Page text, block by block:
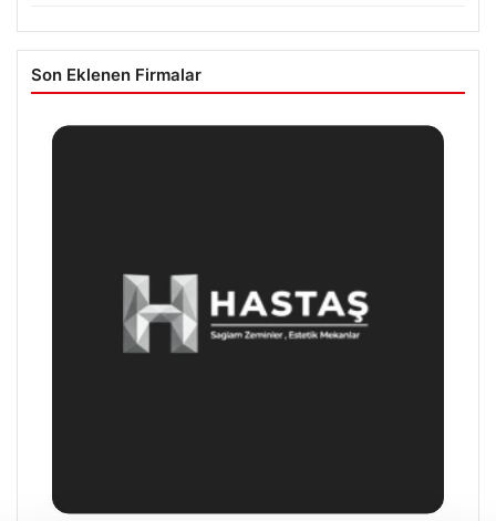
Son Eklenen Firmalar